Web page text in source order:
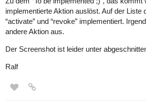
implementierte Aktion auslöst. Auf der Liste
“activate” und “revoke” implementiert.
andere Aktion aus.
Der Screenshot ist leider unter
Ralf